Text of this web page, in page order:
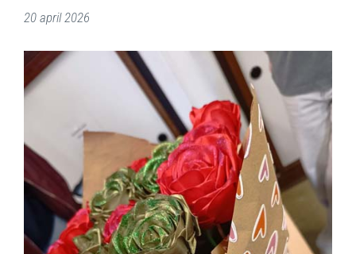
20 april 2026